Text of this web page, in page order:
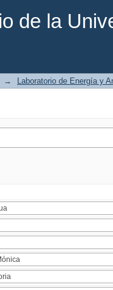
de la
→ Laboratorio de Energía y